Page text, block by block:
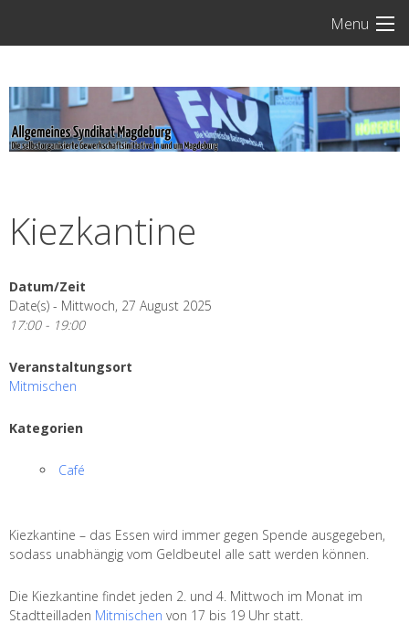
Menu
Kiezkantine
Datum/Zeit
Date(s) - Mittwoch, 27 August 2025
17:00 - 19:00
Veranstaltungsort
Mitmischen
Kategorien
Café
Kiezkantine – das Essen wird immer gegen Spende ausgegeben,
sodass unabhängig vom Geldbeutel alle satt werden können.
Die Kiezkantine findet jeden 2. und 4. Mittwoch im Monat im
Stadtteilladen Mitmischen von 17 bis 19 Uhr statt.